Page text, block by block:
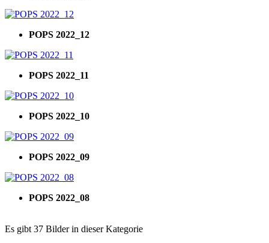
POPS 2022_12
POPS 2022_11
POPS 2022_10
POPS 2022_09
POPS 2022_08
Es gibt 37 Bilder in dieser Kategorie